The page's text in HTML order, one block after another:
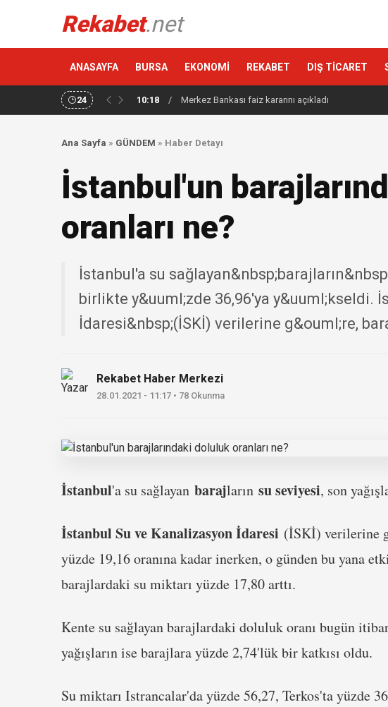
Rekabet.net
ANASAYFA BURSA EKONOMİ REKABET DIŞ TİCARET
24 10:18 / Merkez Bankası faiz kararını açıkladı
Ana Sayfa » GÜNDEM » Haber Detayı
İstanbul'un
oranları ne?
İstanbul'a su
birlikte y&uuml;zde 36,96'ya y&uuml;kseldi.
İdaresi&nbsp;(İSKİ) verilerine g&ouml;re,
Rekabet Haber Merkezi
28.01.2021 - 11:17 • 78 Okunma
İstanbul'a su sağlayan barajların su seviyesi, son
İstanbul Su ve Kanalizasyon İdaresi (İSKİ) verilerine
yüzde 19,16 oranına kadar inerken, o günden bu yana
barajlardaki su miktarı yüzde 17,80 arttı.
Kente su sağlayan barajlardaki doluluk oranı bugün
yağışların ise barajlara yüzde 2,74'lük bir katkısı oldu.
Su miktarı Istrancalar'da yüzde 56,27, Terkos'ta yüzde